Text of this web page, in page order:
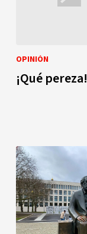
OPINIÓN
¡Qué pereza!